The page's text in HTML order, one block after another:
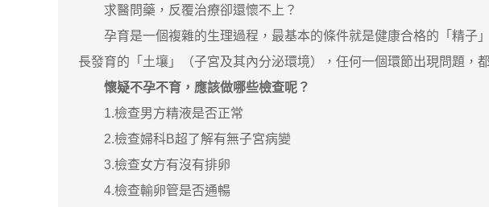
求醫問藥，反覆治療卻還懷不上？
孕育是一個複雜的生理過程，最基本的條件就是健康合格的「精子
長發育的「土壤」（子宮及其內分泌環境），任何一個環節出現問題，
懷疑不孕不育，應該做哪些檢查呢？
1.檢查男方精液是否正常
2.檢查婦科B超了解有無子宮病變
3.檢查女方有沒有排卵
4.檢查輸卵管是否通暢